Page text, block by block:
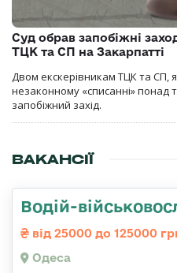
Суд обрав запобіжні
ТЦК та СП на Закарпатті
Двом екскерівникам ТЦК та СП,
незаконному «списанні» понад
запобіжний захід.
ВАКАНСІЇ
Водій-
від 25000 до 125000
Одеса